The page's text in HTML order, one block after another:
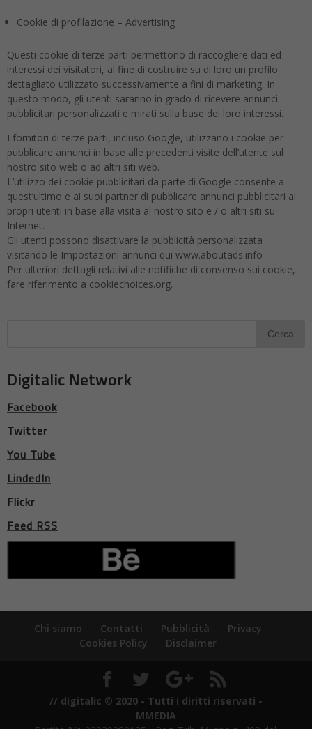
Cookie di profilazione – Advertising
Questi cookie di terze parti permettono di raccogliere dati ed
interessi dei visitatori, al fine di costruire su di loro un profilo
dettagliato utilizzato successivamente a fini di marketing. In
questo modo, gli utenti saranno in grado di ricevere annunci
pubblicitari personalizzati e mirati sulla base dei loro interessi.
I fornitori di terze parti, incluso Google, utilizzano i cookie per
pubblicare annunci in base alle precedenti visite dell’utente sul
nostro sito web o ad altri siti web.
L’utilizzo dei cookie pubblicitari da parte di Google consente a
quest’ultimo e ai suoi partner di pubblicare annunci pubblicitari ai
propri utenti in base alla visita al nostro sito e / o altri siti su
Internet.
Gli utenti possono disattivare la pubblicità personalizzata
visitando le Impostazioni annunci qui www.aboutads.info
Per ulteriori dettagli relativi alle notifiche di consenso sui cookie,
fare riferimento a cookiechoices.org.
Digitalic Network
Facebook
Twitter
You Tube
LindedIn
Flickr
Feed RSS
Chi siamo Contatti Pubblicità
Privacy
Cookies Policy
Disclaimer
// digitalic © 2020 - Tutti i diritti riservati -
MMEDIA